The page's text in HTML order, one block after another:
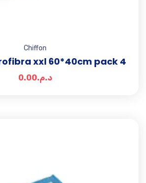
Chiffon
xxl 60*40cm pack 4
د.م.0.00